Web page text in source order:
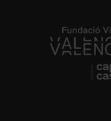
https://